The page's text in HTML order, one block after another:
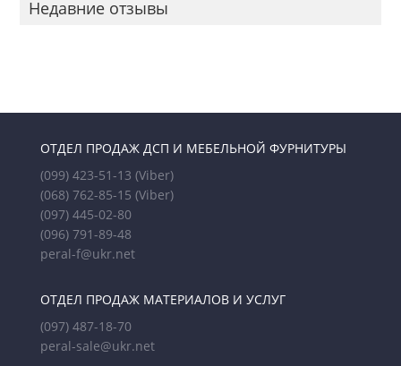
Недавние отзывы
ОТДЕЛ ПРОДАЖ ДСП И МЕБЕЛЬНОЙ ФУРНИТУРЫ
(099) 423-51-13 (Viber)
(068) 762-85-15 (Viber)
(097) 445-02-80
(096) 791-89-48
peral-f@ukr.net
ОТДЕЛ ПРОДАЖ МАТЕРИАЛОВ И УСЛУГ
(097) 487-18-70
peral-sale@ukr.net